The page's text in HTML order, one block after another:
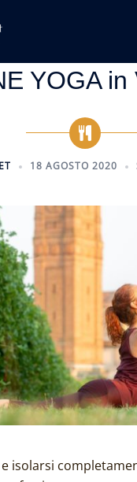
YOGA in
18 AGOSTO 2020
isolarsi